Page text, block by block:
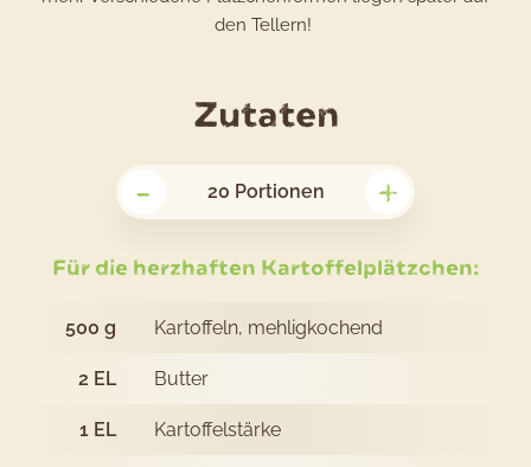
den Tellern!
Zutatenfür
Rezept
Herzhafte
- 20 Portionen +
Für die herzhaften Kartoffelplätzchen:
500 g Kartoffeln, mehligkochend
2 EL Butter
1 EL Kartoffelstärke